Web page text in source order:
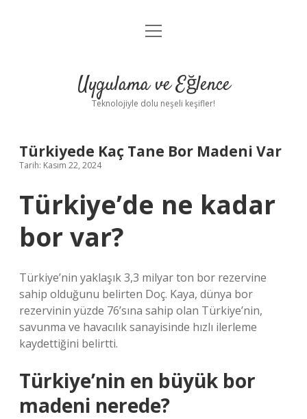
Anasayfa
Yasal Uyarı
menüyü
Uygulama ve Eğlence
Teknolojiyle dolu neşeli keşifler!
Türkiyede Kaç Tane Bor Madeni Var
Tarih: Kasım 22, 2024
Türkiye’de ne kadar
bor var?
Türkiye’nin yaklaşık 3,3 milyar ton bor rezervine
sahip olduğunu belirten Doç. Kaya, dünya bor
rezervinin yüzde 76’sına sahip olan Türkiye’nin,
savunma ve havacılık sanayisinde hızlı ilerleme
kaydettiğini belirtti.
Türkiye’nin en büyük bor
madeni nerede?